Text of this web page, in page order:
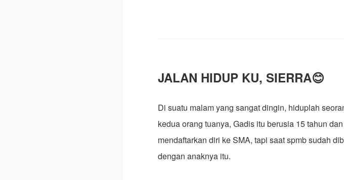
JALAN HIDUP KU, SIERRA😊
Di suatu malam yang sangat dingin, hiduplah
kedua orang tuanya, Gadis itu berusia 15 tahun
mendaftarkan diri ke SMA, tapi saat spmb sudah
dengan anaknya itu.